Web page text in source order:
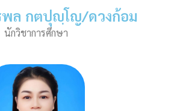
พล กตปุญฺโญ/ดวงก้อม
นักวิชาการศึกษา